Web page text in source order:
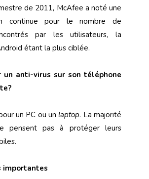
de 2011, McAfee a noté une
continue pour le nombre de
par les utilisateurs, la
étant la plus ciblée.
un anti-virus sur son téléphone
un PC ou un laptop. La majorité
pensent pas à protéger leurs